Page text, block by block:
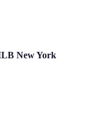
New York